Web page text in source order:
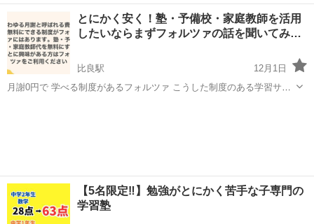
オンライン授業を提供します。 講師は全国1000校舎を展開する大手個
別指導塾の教室長を経験した社会人講師です。 昨年度実績： ...
三河豊田駅 塾 オンライン
とにかく安く！塾・予備校・家庭教師を活用
したいならまずフォルツァの話を聞いてみ…
比良駅
12月1日
月謝0円で 学べる制度があるフォルツァ こうした制度のある学習サー
【5名限定‼️】勉強がとにかく苦手な子専門の
学習塾